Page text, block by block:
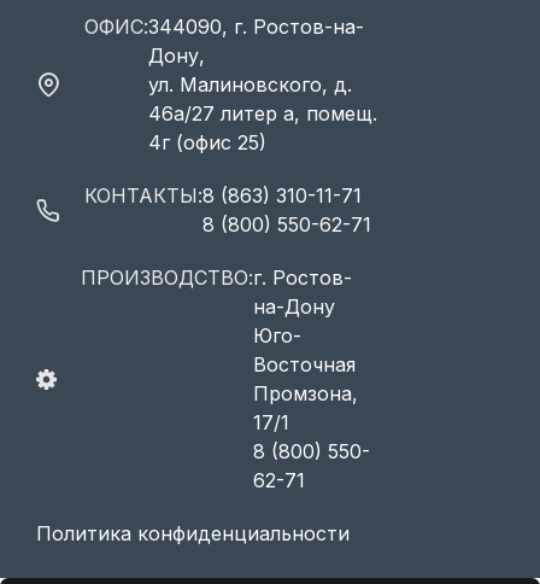
ОФИС:344090, г. Ростов-на-
Дону,
ул. Малиновского, д.
46а/27 литер а, помещ.
4г (офис 25)
КОНТАКТЫ:8 (863) 310-11-71
8 (800) 550-62-71
ПРОИЗВОДСТВО:г. Ростов-
на-Дону
Юго-
Восточная
Промзона,
17/1
8 (800) 550-
62-71
Политика конфиденциальности